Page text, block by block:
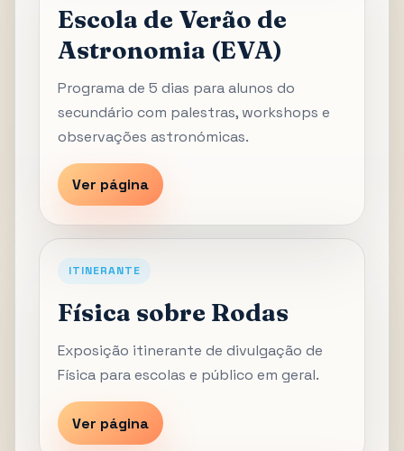
Escola de Verão de
Astronomia (EVA)
Programa de 5 dias para alunos do
secundário com palestras, workshops e
observações astronómicas.
Ver página
ITINERANTE
Física sobre Rodas
Exposição itinerante de divulgação de
Física para escolas e público em geral.
Ver página